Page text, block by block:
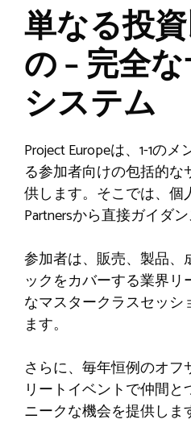
単なる投
の – 完全
システム
Project Europeは、1-1の
る参加者向けの包括的
供します。そこでは、個
Partnersから直接ガイダ
参加者は、販売、製品
ックをカバーする業界
なマスタークラスセッシ
ます。
さらに、毎年恒例のオフ
リートイベントで仲間
ニークな機会を提供しま